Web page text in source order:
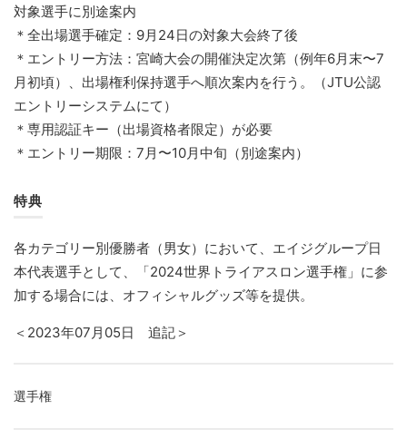
対象選手に別途案内
＊全出場選手確定：9月24日の対象大会終了後
＊エントリー方法：宮崎大会の開催決定次第（例年6月末〜7
月初頃）、出場権利保持選手へ順次案内を行う。（JTU公認
エントリーシステムにて）
＊専用認証キー（出場資格者限定）が必要
＊エントリー期限：7月〜10月中旬（別途案内）
特典
各カテゴリー別優勝者（男女）において、エイジグループ日
本代表選手として、「2024世界トライアスロン選手権」に参
加する場合には、オフィシャルグッズ等を提供。
＜2023年07月05日 追記＞
選手権